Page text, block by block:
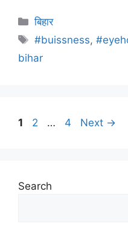
बिहार
#buissness,
bihar
1 2 … 4 Next →
Search